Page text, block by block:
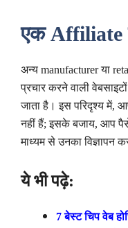
एक Affiliate
अन्य manufacturer या
प्रचार करने वाली
जाता है। इस परिदृश्य में,
नहीं हैं; इसके बजाय, आप
माध्यम से उनका विज्ञापन
ये भी पढ़े:
7 बेस्ट चिप वेब